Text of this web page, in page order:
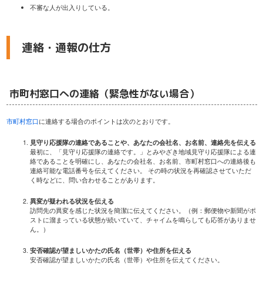
不審な人が出入りしている。
連絡・通報の仕方
市町村窓口への連絡（緊急性がない場合）
市町村窓口に連絡する場合のポイントは次のとおりです。
見守り応援隊の連絡であることや、あなたの会社名、お名前、連絡先を伝える
最初に、「見守り応援隊の連絡です。」とみやざき地域見守り応援隊による連
絡であることを明確にし、あなたの会社名、お名前、市町村窓口への連絡後も
連絡可能な電話番号を伝えてください。 その時の状況を再確認させていただ
く時などに、問い合わせることがあります。
異変が疑われる状況を伝える
訪問先の異変を感じた状況を簡潔に伝えてください。（例：郵便物や新聞がポ
ストに溜まっている状態が続いていて、チャイムを鳴らしても応答がありませ
ん。）
安否確認が望ましいかたの氏名（世帯）や住所を伝える
安否確認が望ましいかたの氏名（世帯）や住所を伝えてください。